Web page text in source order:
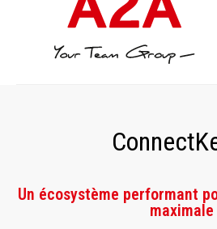
Un écosystème performant
maximale